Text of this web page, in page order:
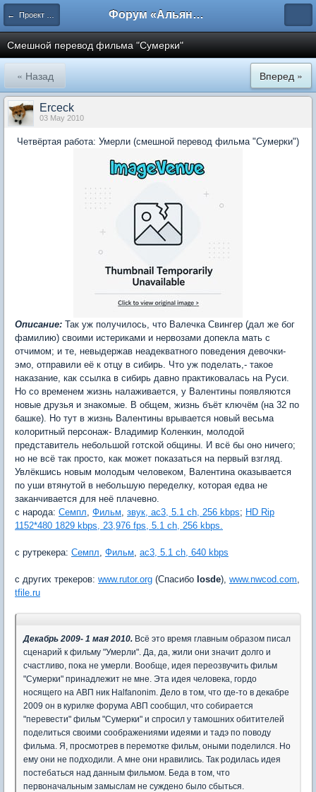
← Проект возмездия Форум «Альянса вольных переводчиков»
Смешной перевод фильма "Сумерки"
« Назад Вперед »
Erceck
03 May 2010
Четвёртая работа: Умерли (смешной перевод фильма "Сумерки")
Описание: Так уж получилось, что Валечка Свингер (дал же бог
фамилию) своими истериками и нервозами допекла мать с
отчимом; и те, невыдержав неадекватного поведения девочки-
эмо, отправили её к отцу в сибирь. Что уж поделать,- такое
наказание, как ссылка в сибирь давно практиковалась на Руси.
Но со временем жизнь налаживается, у Валентины появляются
новые друзья и знакомые. В общем, жизнь бъёт ключём (на 32 по
башке). Но тут в жизнь Валентины врывается новый весьма
колоритный персонаж- Владимир Коленкин, молодой
представитель небольшой готской общины. И всё бы оно ничего;
но не всё так просто, как может показаться на первый взгляд.
Увлёкшись новым молодым человеком, Валентина оказывается
по уши втянутой в небольшую переделку, которая едва не
заканчивается для неё плачевно.
с народа: Семпл, Фильм, звук, ac3, 5.1 ch, 256 kbps; HD Rip
1152*480 1829 kbps, 23,976 fps, 5.1 ch, 256 kbps.
c рутрекера: Семпл, Фильм, ac3, 5.1 ch, 640 kbps
с других трекеров: www.rutor.org (Спасибо losde), www.nwcod.com,
tfile.ru
Декабрь 2009- 1 мая 2010. Всё это время главным образом писал
сценарий к фильму "Умерли". Да, да, жили они значит долго и
счастливо, пока не умерли. Вообще, идея переозвучить фильм
"Сумерки" принадлежит не мне. Эта идея человека, гордо
носящего на АВП ник Halfanonim. Дело в том, что где-то в декабре
2009 он в курилке форума АВП сообщил, что собирается
"перевести" фильм "Сумерки" и спросил у тамошних обитителей
поделиться своими соображениями идеями и тадэ по поводу
фильма. Я, просмотрев в перемотке фильм, оными поделился. Но
ему они не подходили. А мне они нравились. Так родилась идея
постебаться над данным фильмом. Беда в том, что
первоначальным замыслам не суждено было сбыться.